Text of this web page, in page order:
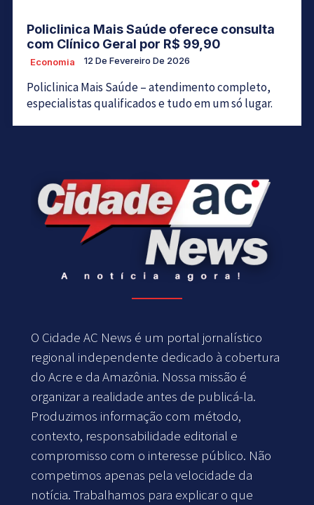
Policlinica Mais Saúde oferece consulta
com Clínico Geral por R$ 99,90
Economia 12 De Fevereiro De 2026
Policlinica Mais Saúde – atendimento completo,
especialistas qualificados e tudo em um só lugar.
O Cidade AC News é um portal jornalístico
regional independente dedicado à cobertura
do Acre e da Amazônia. Nossa missão é
organizar a realidade antes de publicá-la.
Produzimos informação com método,
contexto, responsabilidade editorial e
compromisso com o interesse público. Não
competimos apenas pela velocidade da
notícia. Trabalhamos para explicar o que